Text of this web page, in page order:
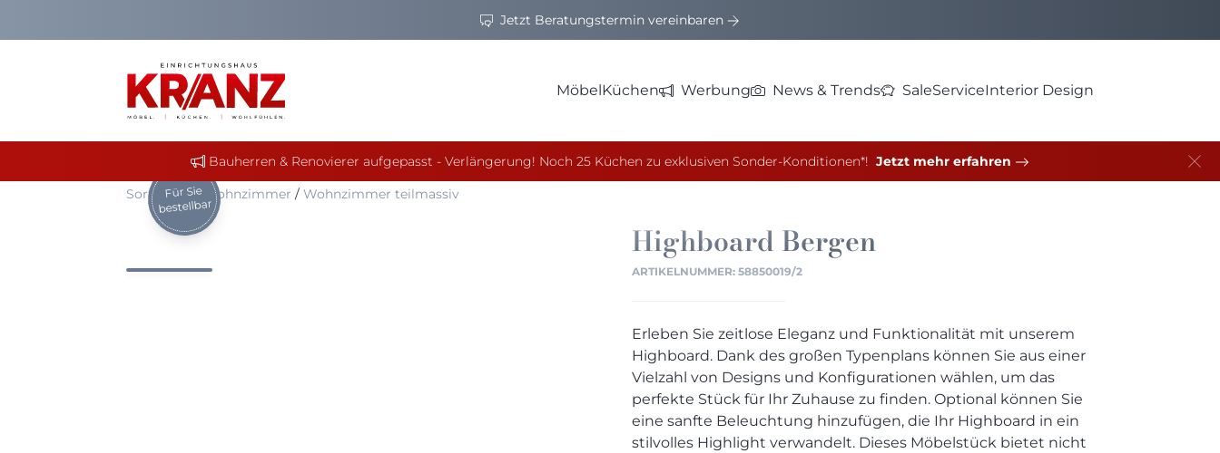
Jetzt Beratungstermin vereinbaren
MöbelKüchen Werbung News & Trends SaleServiceInterior Design
Bauherren & Renovierer aufgepasst - Verlängerung! Noch 25 Küchen zu exklusiven Sonder-Konditionen*! Jetzt mehr erfahren
Sortiment/ Wohnzimmer / Wohnzimmer teilmassiv
Für Sie
bestellbar
Highboard Bergen
ARTIKELNUMMER: 58850019/2
Erleben Sie zeitlose Eleganz und Funktionalität mit unserem
Highboard. Dank des großen Typenplans können Sie aus einer
Vielzahl von Designs und Konfigurationen wählen, um das
perfekte Stück für Ihr Zuhause zu finden. Optional können Sie
eine sanfte Beleuchtung hinzufügen, die Ihr Highboard in ein
stilvolles Highlight verwandelt. Dieses Möbelstück bietet nicht